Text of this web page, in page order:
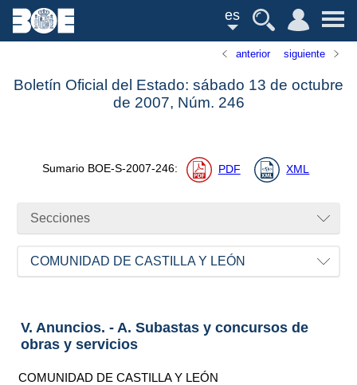
es
anterior siguiente
Boletín Oficial del Estado: sábado 13 de octubre
de 2007, Núm. 246
Sumario BOE-S-2007-246: PDF XML
Secciones
COMUNIDAD DE CASTILLA Y LEÓN
V. Anuncios. - A. Subastas y concursos de
obras y servicios
COMUNIDAD DE CASTILLA Y LEÓN